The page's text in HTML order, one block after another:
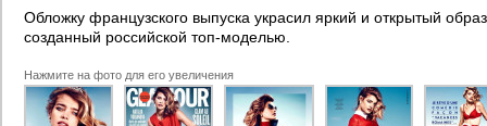
Обложку французского выпуска украсил яркий и открытый
созданный российской топ-моделью.
Нажмите на фото для его увеличения